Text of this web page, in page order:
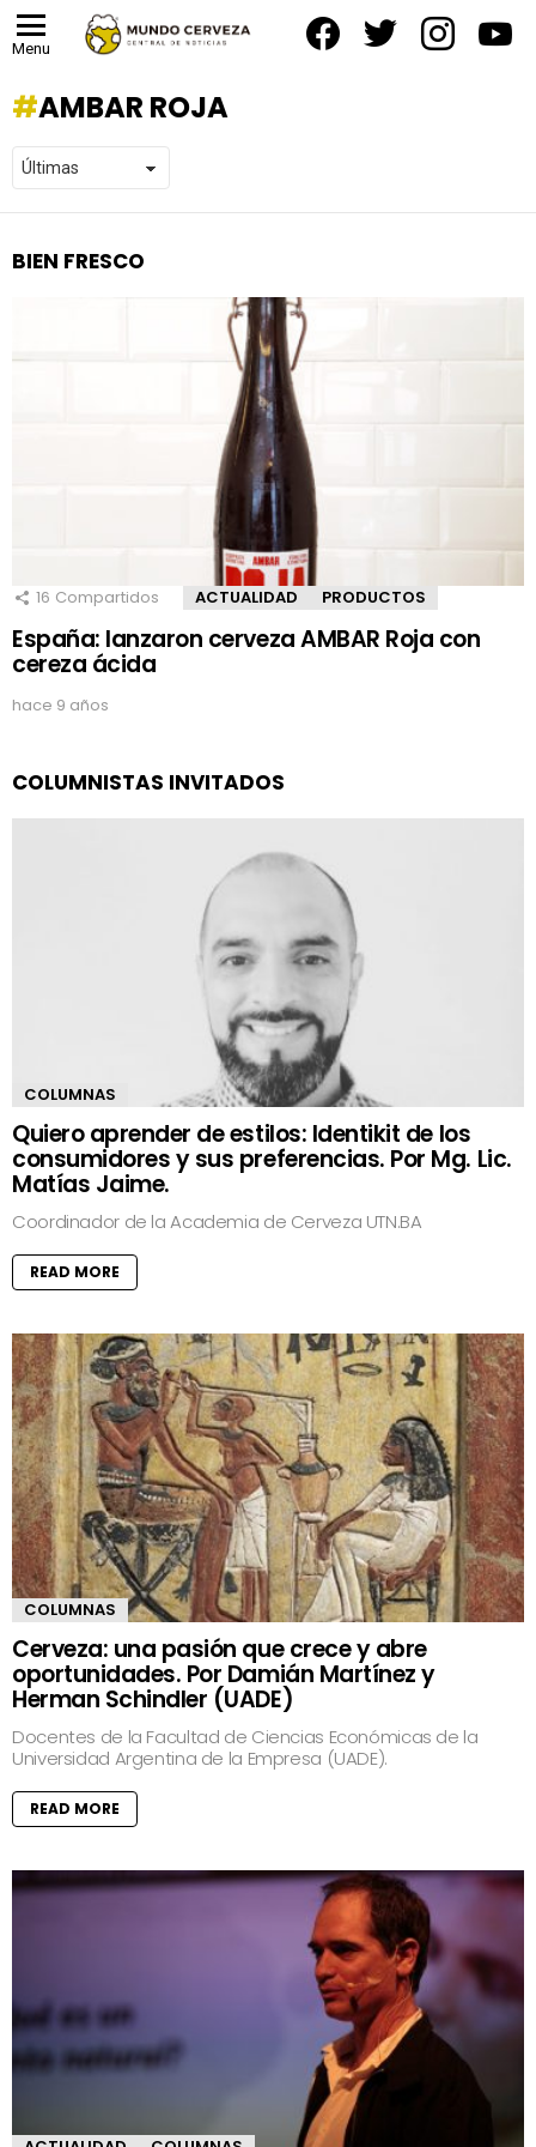
Menu
AMBAR ROJA
BIEN FRESCO
16 Compartidos ACTUALIDAD PRODUCTOS
España: lanzaron cerveza AMBAR Roja con
cereza ácida
hace 9 años
COLUMNISTAS INVITADOS
COLUMNAS
Quiero aprender de estilos: Identikit de los
consumidores y sus preferencias. Por Mg. Lic.
Matías Jaime.
Coordinador de la Academia de Cerveza UTN.BA
READ MORE
COLUMNAS
Cerveza: una pasión que crece y abre
oportunidades. Por Damián Martínez y
Herman Schindler (UADE)
Docentes de la Facultad de Ciencias Económicas de la
Universidad Argentina de la Empresa (UADE).
READ MORE